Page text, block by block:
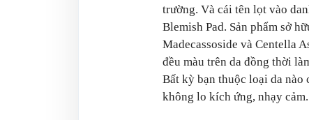
trường. Và cái tên lọt vào
Blemish Pad. Sản phẩm sở
Madecassoside và Centella
đều màu trên da đồng thời
Bất kỳ bạn thuộc loại da nào
không lo kích ứng, nhạy cảm.